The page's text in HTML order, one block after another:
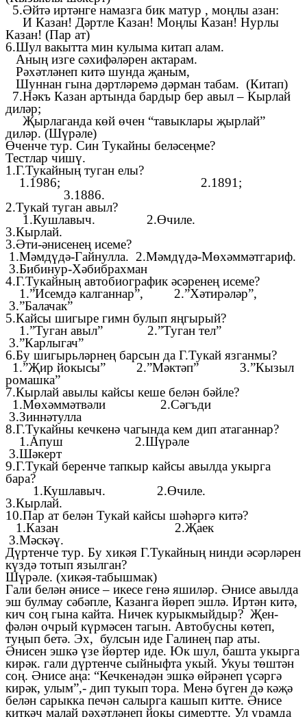
5.Әйтә иртәнге намазга бик матур , моңлы азан:
И Казан! Дәртле Казан! Моңлы Казан! Нурлы
Казан! (Пар ат)
6.Шул вакытта мин кулыма китап алам.
Аның изге сәхифәләрен актарам.
Рәхәтләнеп китә шунда җаным,
Шуннан гына дәртләремә дәрман табам. (Китап)
7.Нәкъ Казан артында бардыр бер авыл – Кырлай
диләр;
Җырлаганда көй өчен “тавыклары җырлай”
диләр. (Шүрәле)
Өченче тур. Син Тукайны беләсеңме?
Тестлар чишү.
1.Г.Тукайның туган елы?
1.1986; 2.1891;
3.1886.
2.Тукай туган авыл?
1.Кушлавыч. 2.Өчиле.
3.Кырлай.
3.Әти-әнисенең исеме?
1.Мәмдүдә-Гайнулла. 2.Мәмдүдә-Мөхәммәтгариф.
3.Бибинур-Хәбибрахман
4.Г.Тукайның автобиографик әсәренең исеме?
1.”Исемдә калганнар”, 2.”Хәтирәләр”,
3.”Балачак”
5.Кайсы шигыре гимн булып яңгырый?
1.”Туган авыл” 2.”Туган тел”
3.”Карлыгач”
6.Бу шигырьләрнең барсын да Г.Тукай язганмы?
1.”Җир йокысы” 2.”Мәктәп” 3.”Кызыл
ромашка”
7.Кырлай авылы кайсы кеше белән бәйле?
1.Мөхәммәтвәли 2.Сәгъди
3.Зиннәтулла
8.Г.Тукайны кечкенә чагында кем дип атаганнар?
1.Апуш 2.Шүрәле
3.Шәкерт
9.Г.Тукай беренче тапкыр кайсы авылда укырга
бара?
1.Кушлавыч. 2.Өчиле.
3.Кырлай.
10.Пар ат белән Тукай кайсы шәһәргә китә?
1.Казан 2.Җаек
3.Мәскәү.
Дүртенче тур. Бу хикәя Г.Тукайның нинди әсәрләрен
күздә тотып язылган?
Шүрәле. (хикәя-табышмак)
Гали белән әнисе – икесе генә яшиләр. Әнисе авылда
эш булмау сәбәпле, Казанга йөреп эшлә. Иртән китә,
кич соң гына кайта. Ничек курыкмыйдыр? Җен-
фәлән очрый күрмәсен тагын. Автобусны көтеп,
туңып бетә. Эх, булсын иде Галинең пар аты.
Әнисен эшкә үзе йөртер иде. Юк шул, башта укырга
кирәк. гали дүртенче сыйныфта укый. Укуы төштән
соң. Әнисе аңа: “Кечкенәдән эшкә өйрәнеп үсәргә
кирәк, улым”,- дип тукып тора. Менә бүген дә кәҗә
белән сарыкка печән салырга кашып китте. Әнисе
киткәч малай рәхәтләнеп йокы симертте. Ул урамда